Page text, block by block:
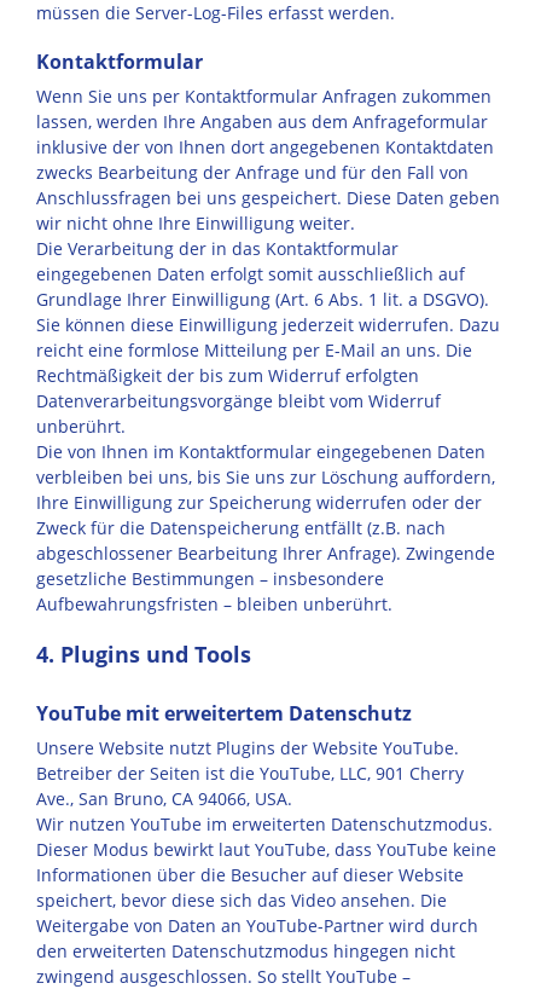
müssen die Server-Log-Files erfasst werden.
Kontaktformular
Wenn Sie uns per Kontaktformular Anfragen zukommen
lassen, werden Ihre Angaben aus dem Anfrageformular
inklusive der von Ihnen dort angegebenen Kontaktdaten
zwecks Bearbeitung der Anfrage und für den Fall von
Anschlussfragen bei uns gespeichert. Diese Daten geben
wir nicht ohne Ihre Einwilligung weiter.
Die Verarbeitung der in das Kontaktformular
eingegebenen Daten erfolgt somit ausschließlich auf
Grundlage Ihrer Einwilligung (Art. 6 Abs. 1 lit. a DSGVO).
Sie können diese Einwilligung jederzeit widerrufen. Dazu
reicht eine formlose Mitteilung per E-Mail an uns. Die
Rechtmäßigkeit der bis zum Widerruf erfolgten
Datenverarbeitungsvorgänge bleibt vom Widerruf
unberührt.
Die von Ihnen im Kontaktformular eingegebenen Daten
verbleiben bei uns, bis Sie uns zur Löschung auffordern,
Ihre Einwilligung zur Speicherung widerrufen oder der
Zweck für die Datenspeicherung entfällt (z.B. nach
abgeschlossener Bearbeitung Ihrer Anfrage). Zwingende
gesetzliche Bestimmungen – insbesondere
Aufbewahrungsfristen – bleiben unberührt.
4. Plugins und Tools
YouTube mit erweitertem Datenschutz
Unsere Website nutzt Plugins der Website YouTube.
Betreiber der Seiten ist die YouTube, LLC, 901 Cherry
Ave., San Bruno, CA 94066, USA.
Wir nutzen YouTube im erweiterten Datenschutzmodus.
Dieser Modus bewirkt laut YouTube, dass YouTube keine
Informationen über die Besucher auf dieser Website
speichert, bevor diese sich das Video ansehen. Die
Weitergabe von Daten an YouTube-Partner wird durch
den erweiterten Datenschutzmodus hingegen nicht
zwingend ausgeschlossen. So stellt YouTube –